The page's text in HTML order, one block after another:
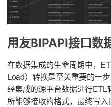
用友BIPAPI接口数
在数据集成的生命周期中，
Load）转换是至关重要的一
经集成的源平台数据进行ETL
所能够接收的格式，最终写入